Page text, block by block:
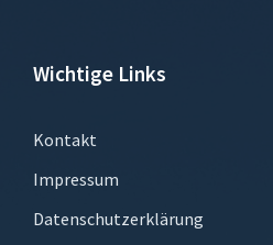
Wichtige Links
Kontakt
Impressum
Datenschutzerklärung